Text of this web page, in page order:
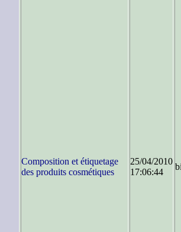
Composition et étiquetage
des produits cosmétiques
25/04/2010
17:06:44